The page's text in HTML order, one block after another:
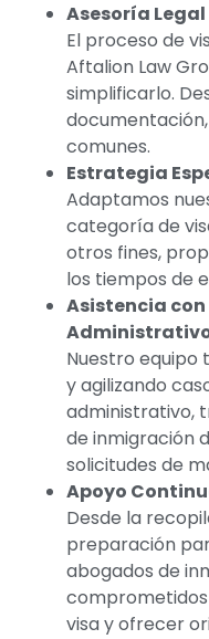
Asesoría
El proceso de
Aftalion Law
simplificarlo.
comunes.
Estrategia
Adaptamos
categoría de
otros fines,
los tiempos de
Asistencia
Nuestro equipo
y agilizando
administrativo,
de inmigración
solicitudes de
Apoyo
Desde la
preparación
abogados de
visa y ofrecer